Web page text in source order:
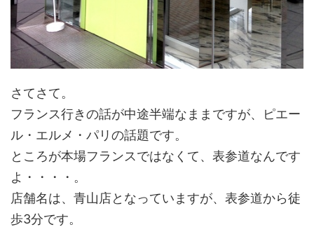
さてさて。
フランス行きの話が中途半端なままですが、ピエー
ル・エルメ・パリの話題です。
ところが本場フランスではなくて、表参道なんです
よ・・・・。
店舗名は、青山店となっていますが、表参道から徒
歩3分です。